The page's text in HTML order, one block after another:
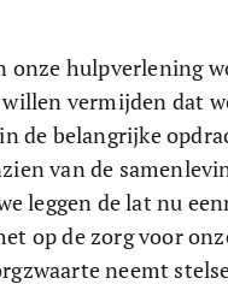
onze hulpverlening
willen vermijden dat
de belangrijke
van de
leggen de lat nu
op de zorg voor
neemt